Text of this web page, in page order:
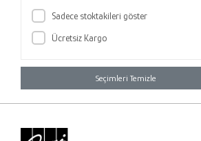
Sadece stoktakileri göster
Ücretsiz Kargo
Seçimleri Temizle